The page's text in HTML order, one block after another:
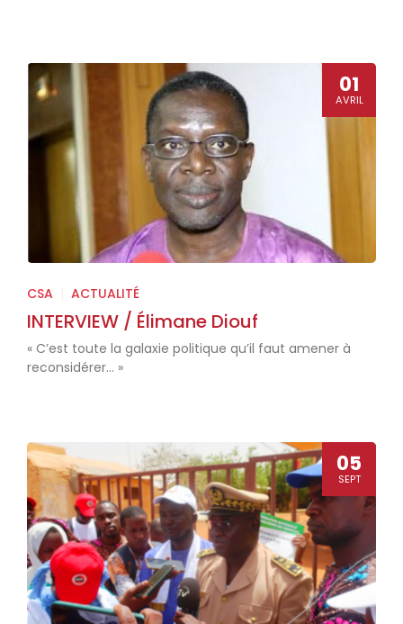
01
AVRIL
CSA ACTUALITÉ
INTERVIEW / Élimane Diouf
« C’est toute la galaxie politique qu’il faut amener à
reconsidérer... »
05
SEPT